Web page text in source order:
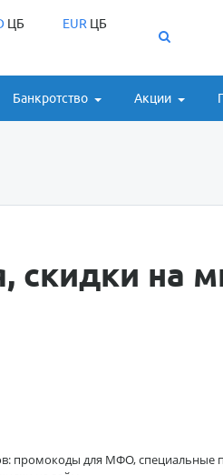
ЦБ EUR ЦБ
Банкротство Акции
скидки на
промокоды для МФО, специальные